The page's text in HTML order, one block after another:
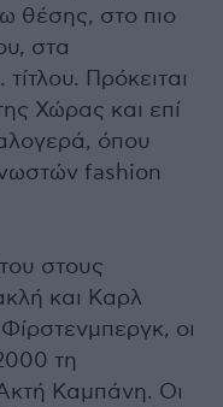
θέσης, στο πιο
στα
Πρόκειται
Χώρας και επί
όπου
fashion
στους
και Καρλ
οι
τη
Καμπάνη. Οι